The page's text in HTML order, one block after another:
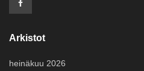
Arkistot
heinäkuu 2026